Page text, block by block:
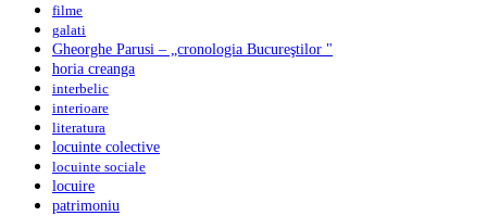
filme
galati
Gheorghe Parusi – „cronologia Bucureştilor "
horia creanga
interbelic
interioare
literatura
locuinte colective
locuinte sociale
locuire
patrimoniu